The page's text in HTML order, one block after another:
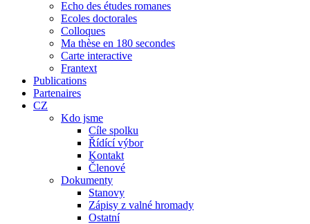
Echo des études romanes
Ecoles doctorales
Colloques
Ma thèse en 180 secondes
Carte interactive
Frantext
Publications
Partenaires
CZ
Kdo jsme
Cíle spolku
Řídící výbor
Kontakt
Členové
Dokumenty
Stanovy
Zápisy z valné hromady
Ostatní